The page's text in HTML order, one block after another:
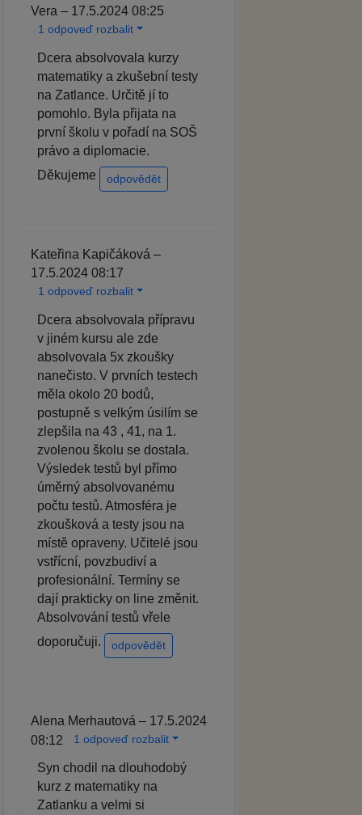
Vera – 17.5.2024 08:25
1 odpoveď rozbalit
Dcera absolvovala kurzy
matematiky a zkušební testy
na Zatlance. Určitě jí to
pomohlo. Byla přijata na
první školu v pořadí na SOŠ
právo a diplomacie.
Děkujeme
odpovědět
Kateřina Kapičáková –
17.5.2024 08:17
1 odpoveď rozbalit
Dcera absolvovala přípravu
v jiném kursu ale zde
absolvovala 5x zkoušky
nanečisto. V prvních testech
měla okolo 20 bodů,
postupně s velkým úsilím se
zlepšila na 43 , 41, na 1.
zvolenou školu se dostala.
Výsledek testů byl přímo
úměrný absolvovanému
počtu testů. Atmosféra je
zkoušková a testy jsou na
místě opraveny. Učitelé jsou
vstřícní, povzbudiví a
profesionální. Termíny se
dají prakticky on line změnit.
Absolvování testů vřele
doporučuji.
odpovědět
Alena Merhautová – 17.5.2024
08:12
1 odpoveď rozbalit
Syn chodil na dlouhodobý
kurz z matematiky na
Zatlanku a velmi si